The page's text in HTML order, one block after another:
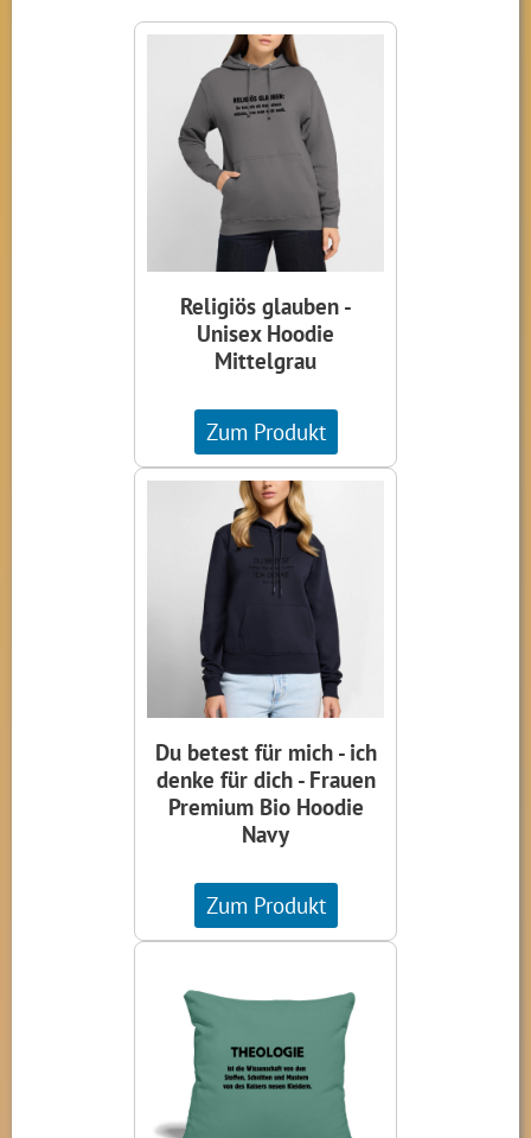
Religiös glauben -
Unisex Hoodie
Mittelgrau
Zum Produkt
Du betest für mich - ich
denke für dich - Frauen
Premium Bio Hoodie
Navy
Zum Produkt